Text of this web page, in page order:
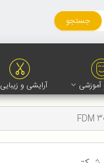
جستجو
آرایشی و زیبایی